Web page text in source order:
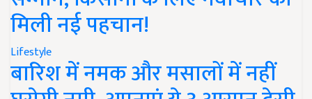
मिली नई पहचान!
Lifestyle
बारिश में नमक और मसालों में नहीं